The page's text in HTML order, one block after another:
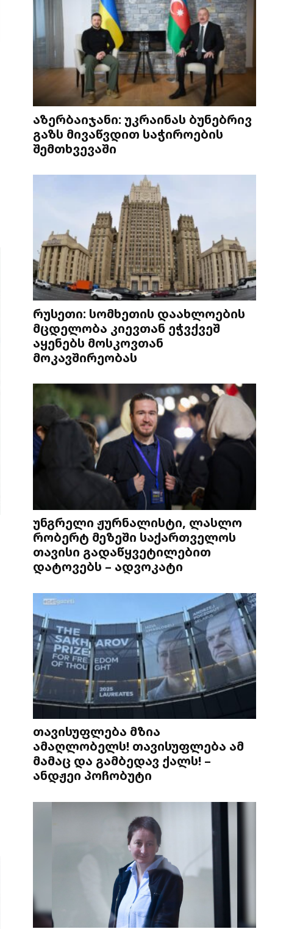
აზერბაიჯანი: უკრაინას ბუნებრივ
გაზს მივაწვდით საჭიროების
შემთხვევაში
რუსეთი: სომხეთის დაახლოების
მცდელობა კიევთან ეჭვქვეშ
აყენებს მოსკოვთან
მოკავშირეობას
უნგრელი ჟურნალისტი, ლასლო
რობერტ მეზეში საქართველოს
თავისი გადაწყვეტილებით
დატოვებს – ადვოკატი
თავისუფლება მზია
ამაღლობელს! თავისუფლება ამ
მამაც და გამბედავ ქალს! –
ანდჟეი პოჩობუტი